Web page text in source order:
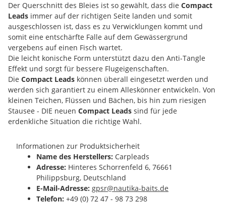
Der Querschnitt des Bleies ist so gewählt, dass die Compact
Leads immer auf der richtigen Seite landen und somit
ausgeschlossen ist, dass es zu Verwicklungen kommt und
somit eine entschärfte Falle auf dem Gewässergrund
vergebens auf einen Fisch wartet.
Die leicht konische Form unterstützt dazu den Anti-Tangle
Effekt und sorgt für bessere Flugeigenschaften.
Die Compact Leads können überall eingesetzt werden und
werden sich garantiert zu einem Alleskönner entwickeln. Von
kleinen Teichen, Flüssen und Bächen, bis hin zum riesigen
Stausee - DIE neuen Compact Leads sind für jede
erdenkliche Situation die richtige Wahl.
Informationen zur Produktsicherheit
Name des Herstellers: Carpleads
Adresse: Hinteres Schorrenfeld 6, 76661
Philippsburg, Deutschland
E-Mail-Adresse: gpsr@nautika-baits.de
Telefon: +49 (0) 72 47 - 98 73 298